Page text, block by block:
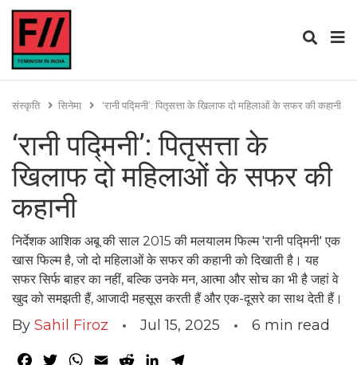
संस्कृति सिनेमा ‘रानी पद्मिनी’: पितृसत्ता के खिलाफ दो महिलाओं के सफर की कहानी
‘रानी पद्मिनी’: पितृसत्ता के
खिलाफ दो महिलाओं के सफर की
कहानी
निर्देशक आशिक अबू की साल 2015 की मलयालम फिल्म 'रानी पद्मिनी' एक
खास फिल्म है, जो दो महिलाओं के सफर की कहानी को दिखाती है। यह
सफर सिर्फ बाहर का नहीं, बल्कि उनके मन, आत्मा और सोच का भी है जहां वे
खुद को समझती हैं, आजादी महसूस करती हैं और एक-दूसरे का साथ देती हैं।
By Sahil Firoz Jul 15, 2025 6 min read
Facebook
TwitterWhatsApp
Email RedditLinkedIn